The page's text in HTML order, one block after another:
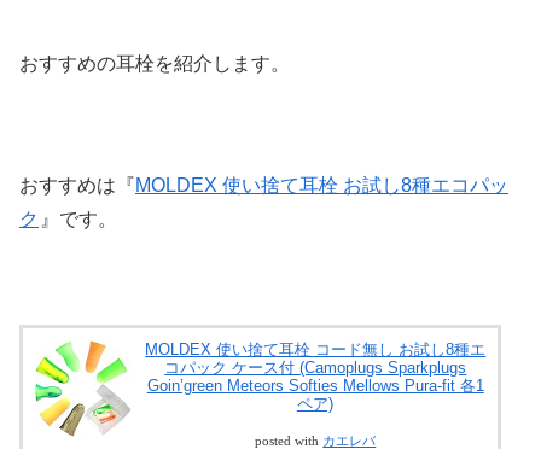
おすすめの耳栓を紹介します。
おすすめは『MOLDEX 使い捨て耳栓 お試し8種エコパッ
ク 』です。
MOLDEX 使い捨て耳栓 コード無し お試し8種エ
コパック ケース付 (Camoplugs Sparkplugs
Goin’green Meteors Softies Mellows Pura-fit 各1
ペア)
posted with カエレバ